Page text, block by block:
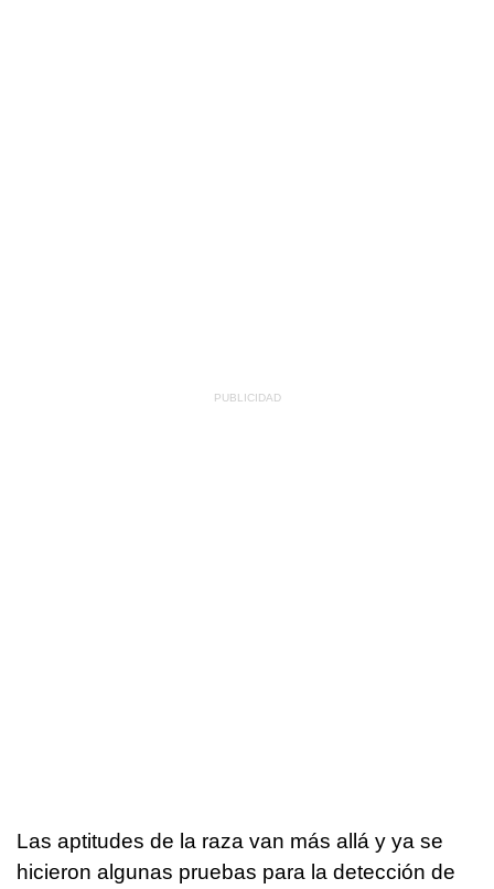
Las aptitudes de la raza van más allá y ya se
hicieron algunas pruebas para la detección de